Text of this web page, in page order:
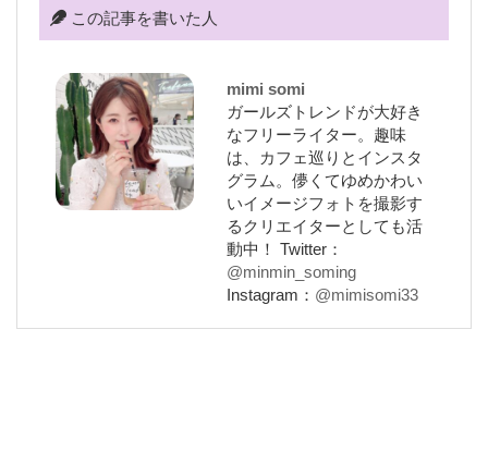
この記事を書いた人
mimi somi
ガールズトレンドが大好き
なフリーライター。趣味
は、カフェ巡りとインスタ
グラム。儚くてゆめかわい
いイメージフォトを撮影す
るクリエイターとしても活
動中！ Twitter：
@minmin_soming
Instagram： @mimisomi33